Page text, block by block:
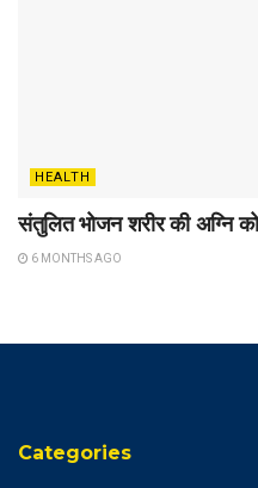
HEALTH
संतुलित भोजन शरीर की अग्नि
6 MONTHS AGO
Categories